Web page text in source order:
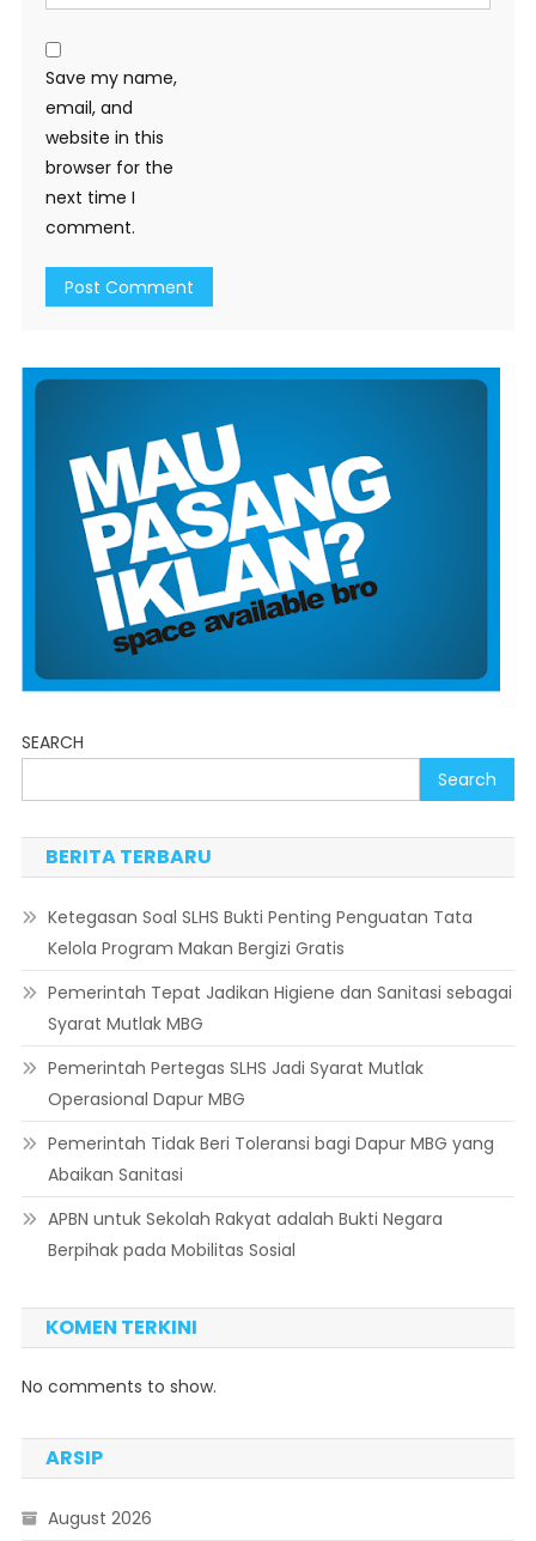
Save my name,
email, and
website in this
browser for the
next time I
comment.
SEARCH
Search
BERITA TERBARU
Ketegasan Soal SLHS Bukti Penting Penguatan Tata
Kelola Program Makan Bergizi Gratis
Pemerintah Tepat Jadikan Higiene dan Sanitasi sebagai
Syarat Mutlak MBG
Pemerintah Pertegas SLHS Jadi Syarat Mutlak
Operasional Dapur MBG
Pemerintah Tidak Beri Toleransi bagi Dapur MBG yang
Abaikan Sanitasi
APBN untuk Sekolah Rakyat adalah Bukti Negara
Berpihak pada Mobilitas Sosial
KOMEN TERKINI
No comments to show.
ARSIP
August 2026